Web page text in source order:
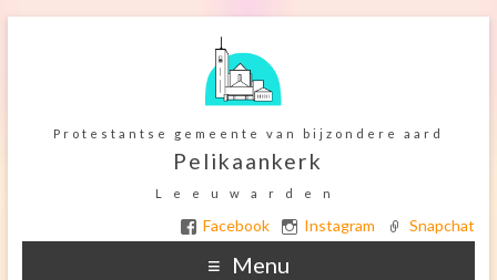
Protestantse gemeente van bijzondere aard
Pelikaankerk
Leeuwarden
Facebook Instagram Snapchat
Menu